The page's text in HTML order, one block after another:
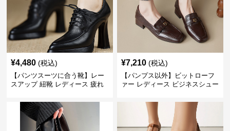
¥4,480 (税込)
【パンツスーツに合う靴】レー
スアップ 紐靴 レディース 疲れ
ビジネスシューズ
¥7,210 (税込)
【パンプス以外】ビットローフ
ァー レディース ビジネスシュー
トゥ 疲れない スーツ